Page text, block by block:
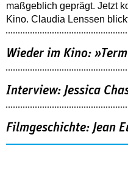
maßgeblich geprägt. Jetzt
Kino. Claudia Lenssen
Wieder im Kino:
Interview: Jessica
Filmgeschichte: Jean